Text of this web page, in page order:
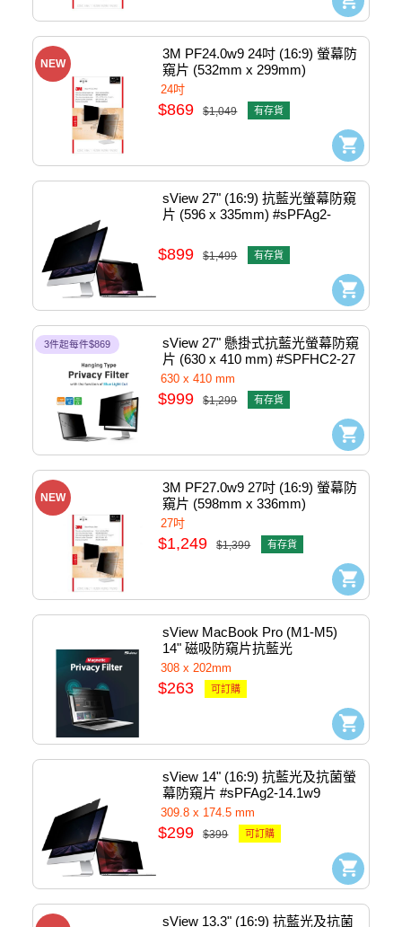
NEW
3M PF24.0w9 24吋 (16:9) 螢幕防
窺片 (532mm x 299mm)
24吋
$869 $1,049 有存貨
sView 27" (16:9) 抗藍光螢幕防窺
片 (596 x 335mm) #sPFAg2-
$899 $1,499 有存貨
3件起每件$869
sView 27" 懸掛式抗藍光螢幕防窺
片 (630 x 410 mm) #SPFHC2-27
630 x 410 mm
$999 $1,299 有存貨
NEW
3M PF27.0w9 27吋 (16:9) 螢幕防
窺片 (598mm x 336mm)
27吋
$1,249 $1,399 有存貨
sView MacBook Pro (M1-M5)
14" 磁吸防窺片抗藍光
#SMPFAG2-MP14M1
308 x 202mm
$263 可訂購
sView 14" (16:9) 抗藍光及抗菌螢
幕防窺片 #sPFAg2-14.1w9
309.8 x 174.5 mm
$299 $399 可訂購
sView 13.3" (16:9) 抗藍光及抗菌